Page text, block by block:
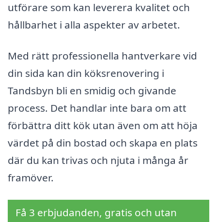
utförare som kan leverera kvalitet och
hållbarhet i alla aspekter av arbetet.
Med rätt professionella hantverkare vid
din sida kan din köksrenovering i
Tandsbyn bli en smidig och givande
process. Det handlar inte bara om att
förbättra ditt kök utan även om att höja
värdet på din bostad och skapa en plats
där du kan trivas och njuta i många år
framöver.
Få 3 erbjudanden, gratis och utan